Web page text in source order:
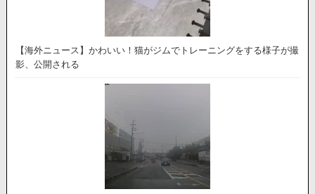
【海外ニュース】かわいい！猫がジムでトレーニングをする様子が撮
影、公開される